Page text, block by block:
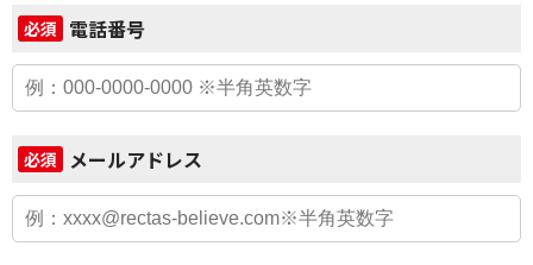
必須 電話番号
必須 メールアドレス